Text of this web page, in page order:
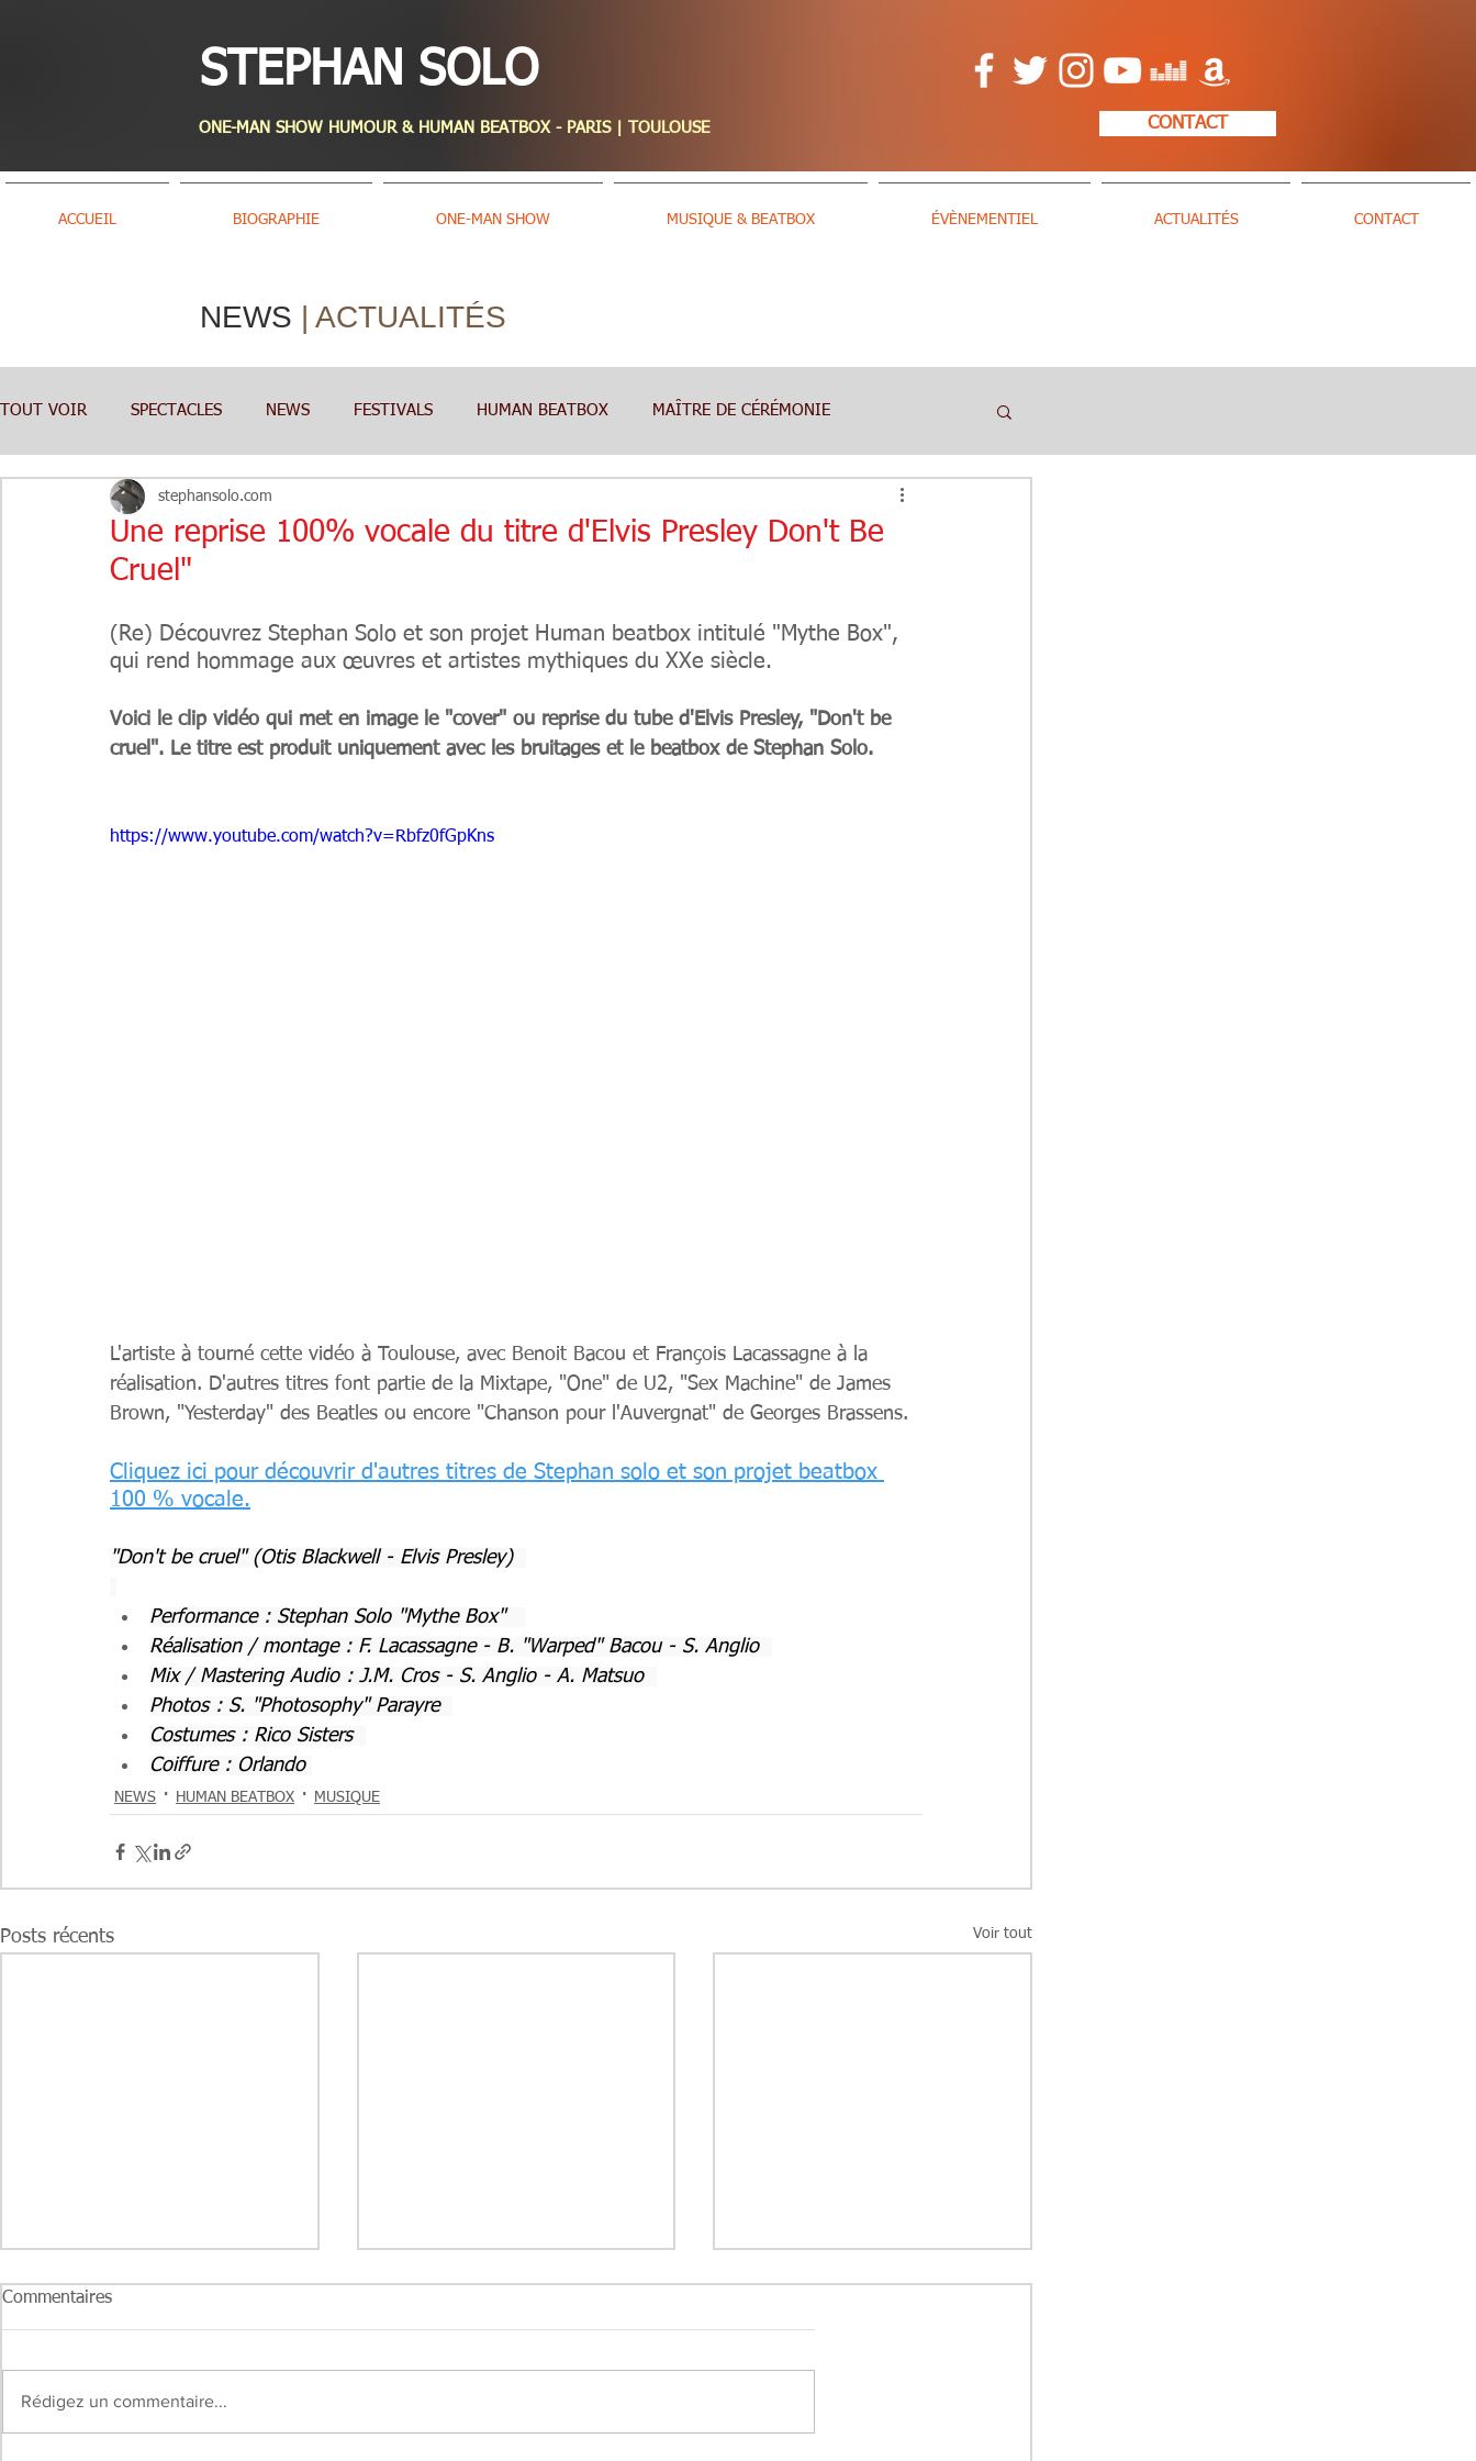
STEPHAN SOLO
ONE-MAN SHOW HUMOUR & HUMAN BEATBOX - PARIS | TOULOUSE CONTACT
ACCUEIL BIOGRAPHIE ONE-MAN SHOW MUSIQUE & BEATBOX ÉVÈNEMENTIEL ACTUALITÉS CONTACT
NEWS | ACTUALITÉS
TOUT VOIR SPECTACLES NEWS FESTIVALS HUMAN BEATBOX MAÎTRE DE CÉRÉMONIE
ONE-MAN SHOW MUSIQUE
Une reprise 100% vocale du titre d'Elvis Presley Don't Be
Cruel"
stephansolo.com
(Re) Découvrez Stephan Solo et son projet Human beatbox intitulé "Mythe Box",
qui rend hommage aux œuvres et artistes mythiques du XXe siècle.
Voici le clip vidéo qui met en image le "cover" ou reprise du tube d'Elvis Presley, "Don't be
cruel". Le titre est produit uniquement avec les bruitages et le beatbox de Stephan Solo.
https://www.youtube.com/watch?v=Rbfz0fGpKns
L'artiste à tourné cette vidéo à Toulouse, avec Benoit Bacou et François Lacassagne à la
réalisation. D'autres titres font partie de la Mixtape, "One" de U2, "Sex Machine" de James
Brown, "Yesterday" des Beatles ou encore "Chanson pour l'Auvergnat" de Georges Brassens.
Cliquez ici pour découvrir d'autres titres de Stephan solo et son projet beatbox
100 % vocale.
"Don't be cruel" (Otis Blackwell - Elvis Presley)
Performance : Stephan Solo "Mythe Box"
Réalisation / montage : F. Lacassagne - B. "Warped" Bacou - S. Anglio
Mix / Mastering Audio : J.M. Cros - S. Anglio - A. Matsuo
Photos : S. "Photosophy" Parayre
Costumes : Rico Sisters
Coiffure : Orlando
NEWS HUMAN BEATBOX MUSIQUE
Posts récents Voir tout
Commentaires
Rédigez un commentaire...